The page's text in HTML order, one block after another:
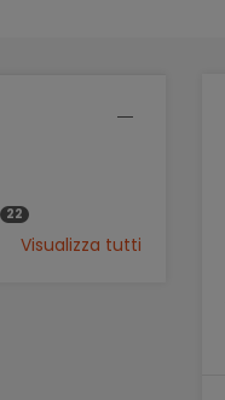
22
Visualizza tutti